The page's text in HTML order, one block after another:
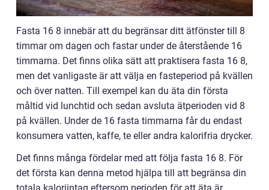
Fasta 16 8 innebär att du begränsar ditt ätfönster till 8
timmar om dagen och fastar under de återstående 16
timmarna. Det finns olika sätt att praktisera fasta 16 8,
men det vanligaste är att välja en fasteperiod på kvällen
och över natten. Till exempel kan du äta din första
måltid vid lunchtid och sedan avsluta ätperioden vid 8
på kvällen. Under de 16 fasta timmarna får du endast
konsumera vatten, kaffe, te eller andra kalorifria drycker.
Det finns många fördelar med att följa fasta 16 8. För
det första kan denna metod hjälpa till att begränsa din